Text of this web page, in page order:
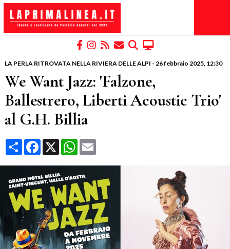
LA PERLA RITROVATA NELLA RIVIERA DELLE ALPI - 26 febbraio 2025, 12:30
We Want Jazz: 'Falzone,
Ballestrero, Liberti Acoustic Trio'
al G.H. Billia
CondividiFacebook
X WhatsApp
Email